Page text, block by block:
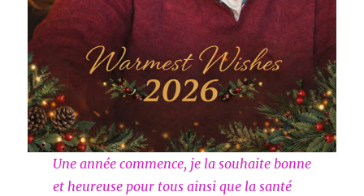
Une année commence, je la souhaite bonne
et heureuse pour tous ainsi que la santé